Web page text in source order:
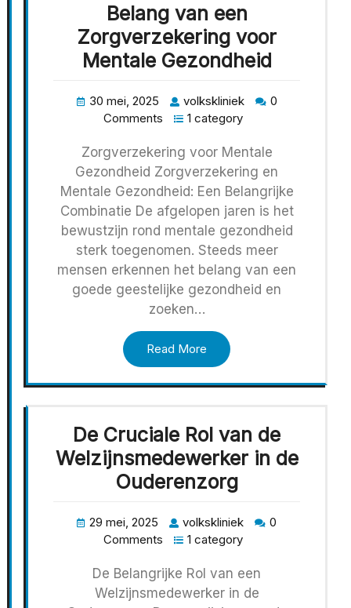
Belang van een
Zorgverzekering voor
Mentale Gezondheid
30 mei, 2025 volkskliniek
0
Comments
1 category
Zorgverzekering voor Mentale
Gezondheid Zorgverzekering en
Mentale Gezondheid: Een Belangrijke
Combinatie De afgelopen jaren is het
bewustzijn rond mentale gezondheid
sterk toegenomen. Steeds meer
mensen erkennen het belang van een
goede geestelijke gezondheid en
zoeken…
Read More
De Cruciale Rol van de
Welzijnsmedewerker in de
Ouderenzorg
29 mei, 2025 volkskliniek
0
Comments
1 category
De Belangrijke Rol van een
Welzijnsmedewerker in de